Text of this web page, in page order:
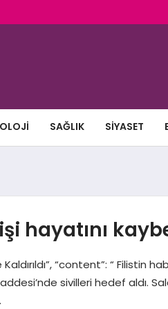
SAĞLIK SIYASET
hayatını
“content”: “ Filistin
sivilleri hedef aldı.